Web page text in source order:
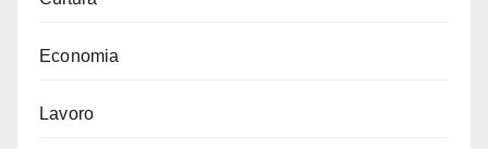
Economia
Lavoro